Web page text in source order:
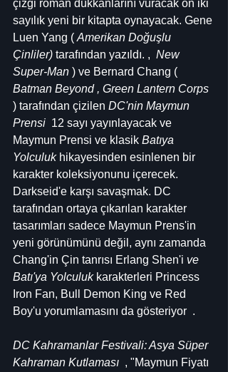
çizgi roman dükkanlarını vuracak on iki
sayılık yeni bir kitapta oynayacak. Gene
Luen Yang ( Amerikan Doğuşlu
Çinliler) tarafından yazıldı. , New
Super-Man ) ve Bernard Chang (
Batman Beyond , Green Lantern Corps
) tarafından çizilen DC'nin Maymun
Prensi
  12 sayı yayınlayacak ve
Maymun Prensi ve klasik Batıya
Yolculuk hikayesinden esinlenen bir
karakter koleksiyonunu içerecek.
Darkseid'e karşı savaşmak. DC
tarafından ortaya çıkarılan karakter
tasarımları sadece Maymun Prens'in
yeni görünümünü değil, aynı zamanda
Chang'in Çin tanrısı Erlang Shen'i ve
Batı'ya Yolculuk karakterleri Princess
Iron Fan, Bull Demon King ve Red
Boy'u yorumlamasını da gösteriyor  .
DC Kahramanlar Festivali: Asya Süper
Kahraman Kutlaması
  , "Maymun Fiyatı